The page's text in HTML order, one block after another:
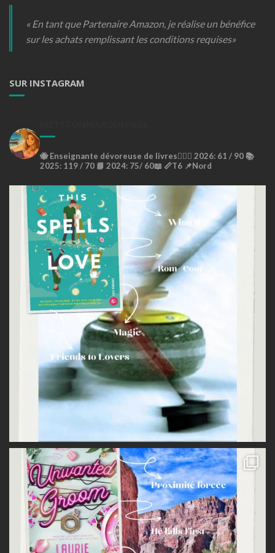
« En tant que Partenaire Amazon, je réalise un bénéfice
sur les achats remplissant les conditions requises»
SUR INSTAGRAM
🐝Enseignante dévoreuse de livres🙇🏼‍♀️ 2026: 61 / 90 📚
2025: 119 / 70 📘 2024: 75/ 60📖 📏T6 📌Nord